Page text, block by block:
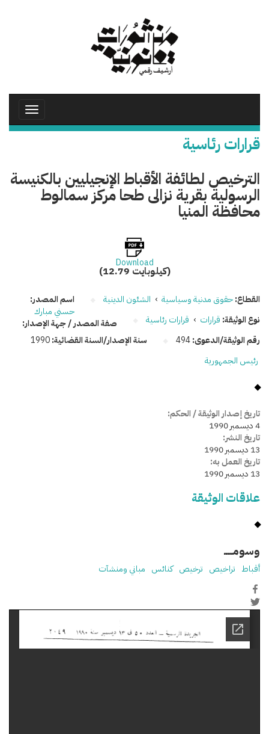
Toggle
قرارات رئاسية
الترخيص لطائفة الأقباط الإنجيليين بالكنيسة
الرسولية بقرية نزالى طحا مركز سمالوط
محافظة المنيا
Download
(12.79 كيلوبايت)
القطاع:حقوق مدنية وسياسية › الشئون الدينية
نوع الوثيقة: قرارات › قرارات رئاسية
رقم الوثيقة/الدعوى:494 سنة الإصدار/السنة القضائية:1990
اسم المصدر:
حسني مبارك
صفة المصدر / جهة الإصدار:
رئيس الجمهورية
تاريخ إصدار الوثيقة / الحكم:
4 ديسمبر 1990
تاريخ النشر:
13 ديسمبر 1990
تاريخ العمل به:
13 ديسمبر 1990
علاقات الوثيقة
وسومـــــ
أقباط تراخيص ترخيص كنائس مباني ومنشآت